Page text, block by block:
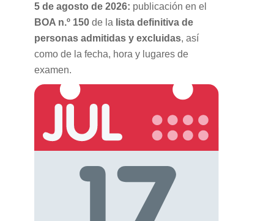
5 de agosto de 2026: publicación en el
BOA n.º 150de la lista definitiva de
personas admitidas y excluidas, así
como de la fecha, hora y lugares de
examen.